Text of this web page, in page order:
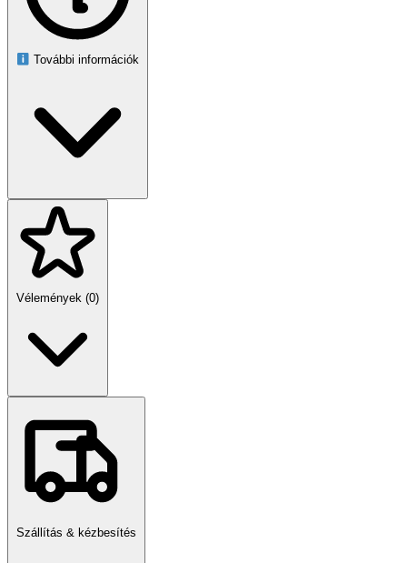
Üzemi páratartalom: ≤ 93 % RH
Saját fogyasztás: ≈ 0,5 W
Szerelési magasság: 1,8–2,5 m
Mozgási sebesség: 0,6–1,5 m/s
A doboz tartalma
PIR mozgásérzékelő IP65 (fekete)
Magyar nyelvű használati útmutató
Eredeti csomagolás és számla
Egyszerűen telepíthető, megbízható és hosszú távon pénzt takarít
meg – ideális választás otthonra és munkahelyre.
További információk
Vélemények (0)
Szállítás & kézbesítés